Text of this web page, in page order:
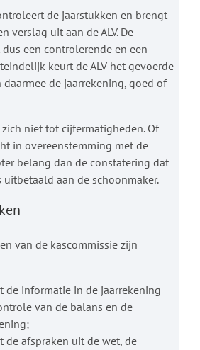
de jaarstukken en brengt
verslag uit aan de ALV. De
een controlerende en een
keurt de ALV het gevoerde
de jaarrekening, goed of
niet tot cijfermatigheden. Of
in overeenstemming met de
belang dan de constatering dat
uitbetaald aan de schoonmaker.
van de kascommissie zijn
de informatie in de jaarrekening
van de balans en de
de afspraken uit de wet, de